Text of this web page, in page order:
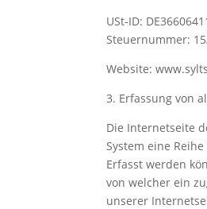
USt-ID:
Steuernummer:
Website:
3. Erfassung von
Die Internetseite
System eine
Erfasst werden
von welcher ein
unserer